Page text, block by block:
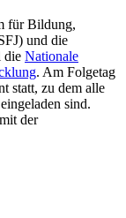
für Bildung,
und die
die Nationale
. Am Folgetag
statt, zu dem alle
sind.
der